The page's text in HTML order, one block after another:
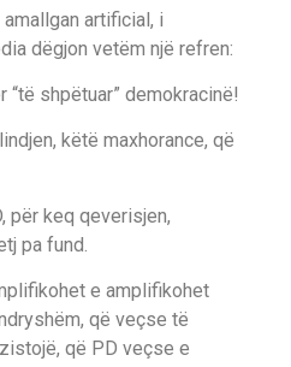
artificial, i
dëgjon vetëm një refren:
“të shpëtuar” demokracinë!
këtë maxhorance, që
për keq qeverisjen,
pa fund.
e amplifikohet
që veçse të
që PD veçse e